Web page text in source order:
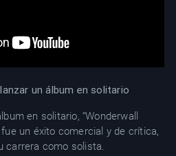
un álbum en solitario
en solitario, “Wonderwall
un éxito comercial y de crítica,
carrera como solista.